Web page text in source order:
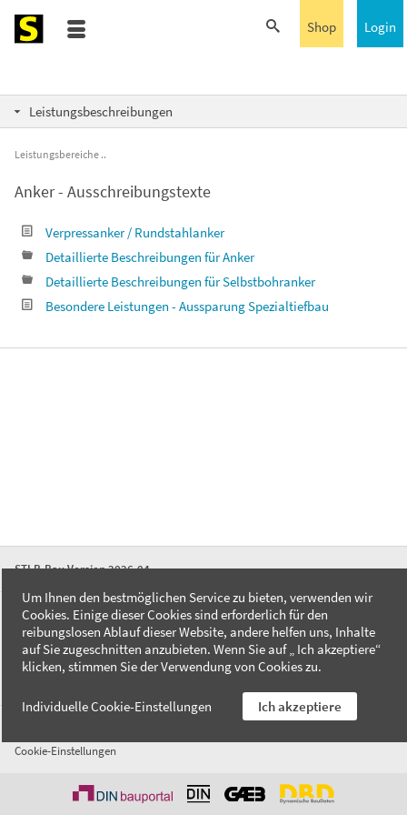
Login
Shop
Leistungsbeschreibungen
Leistungsbereiche
Anker - Ausschreibungstexte
Verpressanker / Rundstahlanker
Detaillierte Beschreibungen für Anker
Detaillierte Beschreibungen für Selbstbohranker
Besondere Leistungen - Aussparung Spezialtiefbau
STLB-Bau Version 2026-04
FAQ
Kontakt
Datenschutzerklärung
Cookie-Einstellungen
Um Ihnen den bestmöglichen Service zu bieten, verwenden wir
Cookies. Einige dieser Cookies sind erforderlich für den
reibungslosen Ablauf dieser Website, andere helfen uns, Inhalte
auf Sie zugeschnitten anzubieten. Wenn Sie auf „ Ich akzeptiere“
klicken, stimmen Sie der Verwendung von Cookies zu.
Individuelle Cookie-Einstellungen Ich akzeptiere